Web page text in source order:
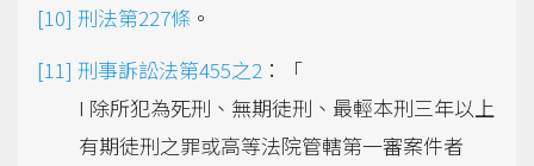
刑法第227條 。
刑事訴訟法第455之2 ：「
I 除所犯為死刑、無期徒刑、最輕本刑三年以上
有期徒刑之罪或高等法院管轄第一審案件者